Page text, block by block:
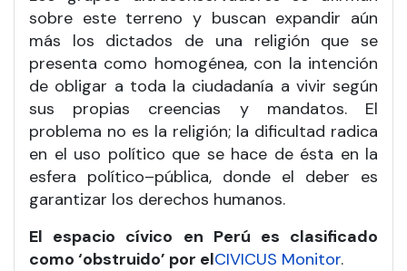
sobre este terreno y buscan expandir aún
más los dictados de una religión que se
presenta como homogénea, con la intención
de obligar a toda la ciudadanía a vivir según
sus propias creencias y mandatos. El
problema no es la religión; la dificultad radica
en el uso político que se hace de ésta en la
esfera político–pública, donde el deber es
garantizar los derechos humanos.
El espacio cívico en Perú es clasificado
como ‘obstruido’ por elCIVICUS Monitor.